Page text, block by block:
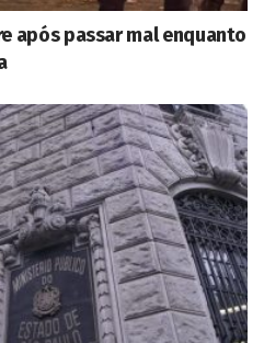
após passar mal enquanto